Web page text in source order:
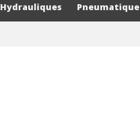
Hydrauliques